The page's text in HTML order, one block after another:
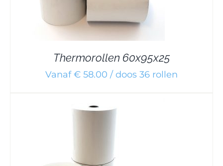
Thermorollen 60x95x25
Vanaf € 58.00 / doos 36 rollen